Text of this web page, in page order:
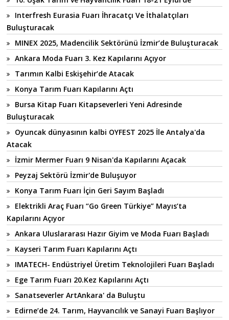
Interfresh Eurasia Fuarı İhracatçı Ve İthalatçıları
Buluşturacak
MINEX 2025, Madencilik Sektörünü İzmir’de Buluşturacak
Ankara Moda Fuarı 3. Kez Kapılarını Açıyor
Tarımın Kalbi Eskişehir’de Atacak
Konya Tarım Fuarı Kapılarını Açtı
Bursa Kitap Fuarı Kitapseverleri Yeni Adresinde
Buluşturacak
Oyuncak dünyasının kalbi OYFEST 2025 İle Antalya'da
Atacak
İzmir Mermer Fuarı 9 Nisan'da Kapılarını Açacak
Peyzaj Sektörü İzmir'de Buluşuyor
Konya Tarım Fuarı İçin Geri Sayım Başladı
Elektrikli Araç Fuarı “Go Green Türkiye” Mayıs’ta
Kapılarını Açıyor
Ankara Uluslararası Hazır Giyim ve Moda Fuarı Başladı
Kayseri Tarım Fuarı Kapılarını Açtı
IMATECH- Endüstriyel Üretim Teknolojileri Fuarı Başladı
Ege Tarım Fuarı 20.Kez Kapılarını Açtı
Sanatseverler ArtAnkara' da Buluştu
Edirne’de 24. Tarım, Hayvancılık ve Sanayi Fuarı Başlıyor